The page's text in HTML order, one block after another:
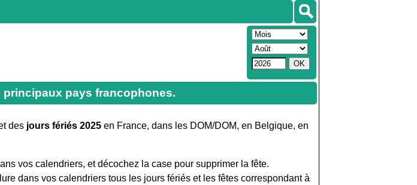
principaux pays francophones.
des jours fériés 2025 en France, dans les DOM/DOM, en Belgique, en
vos calendriers, et décochez la case pour supprimer la fête.
dans vos calendriers tous les jours fériés et les fêtes correspondant à